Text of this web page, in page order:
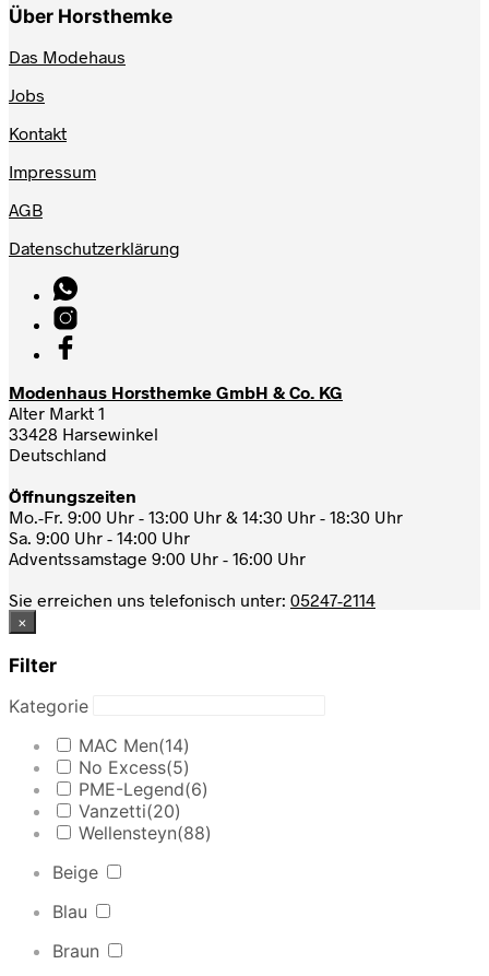
Über Horsthemke
Das Modehaus
Jobs
Kontakt
Impressum
AGB
Datenschutzerklärung
Modenhaus Horsthemke GmbH & Co. KG
Alter Markt 1
33428 Harsewinkel
Deutschland
Öffnungszeiten
Mo.-Fr. 9:00 Uhr - 13:00 Uhr & 14:30 Uhr - 18:30 Uhr
Sa. 9:00 Uhr - 14:00 Uhr
Adventssamstage 9:00 Uhr - 16:00 Uhr
Sie erreichen uns telefonisch unter: 05247-2114
×
Filter
Kategorie
MAC Men(14)
No Excess(5)
PME-Legend(6)
Vanzetti(20)
Wellensteyn(88)
Beige
Blau
Braun